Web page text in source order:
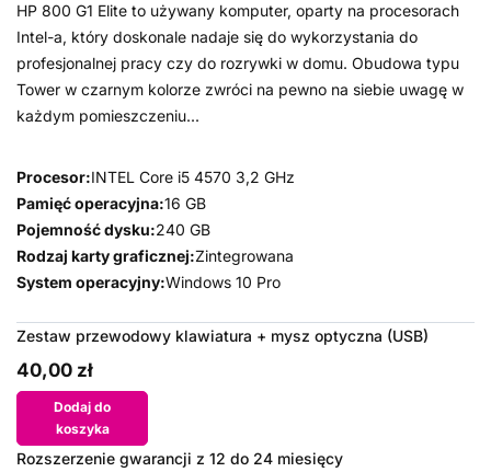
HP 800 G1 Elite to używany komputer, oparty na procesorach
Intel-a, który doskonale nadaje się do wykorzystania do
profesjonalnej pracy czy do rozrywki w domu. Obudowa typu
Tower w czarnym kolorze zwróci na pewno na siebie uwagę w
każdym pomieszczeniu...
Procesor:INTEL Core i5 4570 3,2 GHz
Pamięć operacyjna:16 GB
Pojemność dysku:240 GB
Rodzaj karty graficznej:Zintegrowana
System operacyjny:Windows 10 Pro
Zestaw przewodowy klawiatura + mysz optyczna (USB)
40,00 zł
Dodaj do
koszyka
Rozszerzenie gwarancji z 12 do 24 miesięcy